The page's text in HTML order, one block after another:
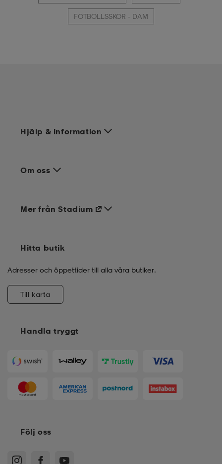
FOTBOLLSSKOR - DAM
Hjälp & information
Om oss
Handla tryggt
Mer från Stadium
Hitta butik
Adresser och öppettider till alla våra butiker.
Till karta
Följ oss